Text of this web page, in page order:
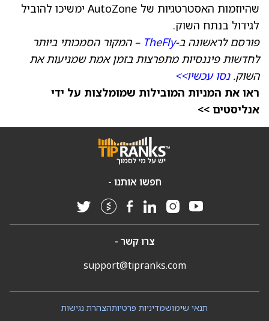
שהיוזמות האסטרטגיות של AutoZone ימשיכו להוביל
לגידול בנתח השוק.
פורסם לראשונה ב-TheFly – המקור הסמכותי ביותר
לחדשות פיננסיות מתפרצות בזמן אמת שמניעות את
השוק.נסו עכשיו>>
ראו את המניות המובילות שמומלצות על ידי
אנליסטים >>
חפשו אותנו -
צרו קשר -
support@tipranks.com
הצהרת נגישותמדיניות פרטיותתנאי שימוש